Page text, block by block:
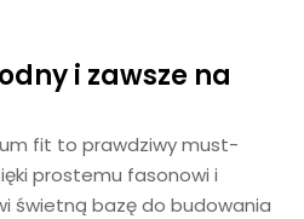
i zawsze na
fit to prawdziwy must-
prostemu fasonowi i
świetną bazę do budowania